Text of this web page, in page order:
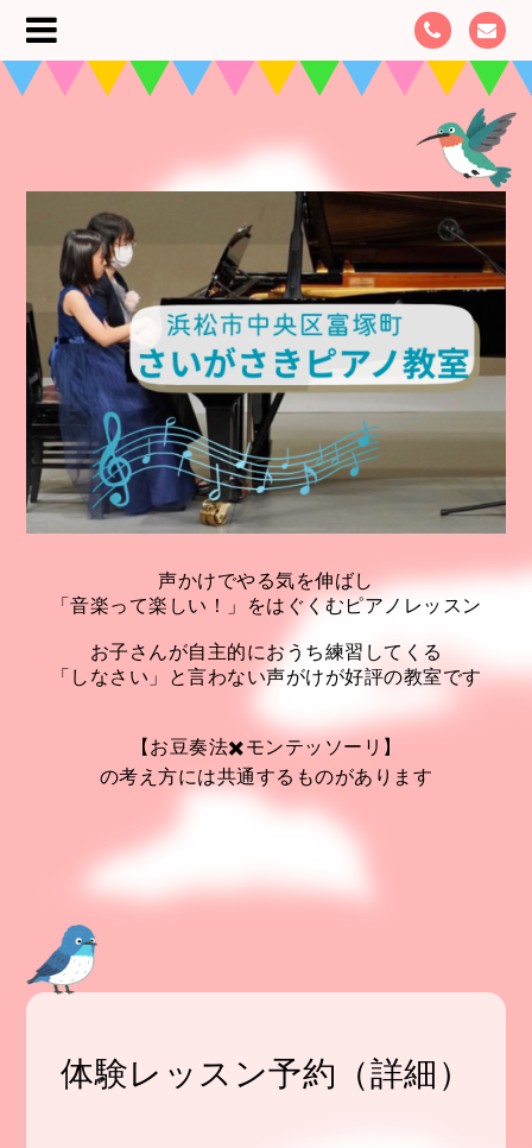
声かけでやる気を伸ばし
「音楽って楽しい！」をはぐくむピアノレッスン
お子さんが自主的におうち練習してくる
「しなさい」と言わない声がけが好評の教室です
【お豆奏法✖️モンテッソーリ】
の考え方には共通するものがあります
体験レッスン予約（詳細）